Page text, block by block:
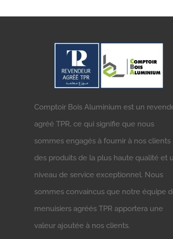
Comptoir Bois Aluminium est un
agréé TPR, ce qui signifie que nous
sommes engagés à fournir à nos clients
des produits de la plus haute qualité et
niveau de service exceptionnel. Nous
sommes convaincus que notre équipe
menuisiers agréés TPR apportera une
valeur ajoutée à nos clients.